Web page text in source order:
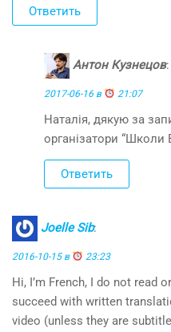
Ответить
Антон Кузнецов:
2017-06-16 в 21:07
Наталія, дякую за
організатори “Школи
Ответить
Joelle Sib:
2016-10-15 в 23:23
Hi, I’m French, I do not read
succeed with written
video (unless they are